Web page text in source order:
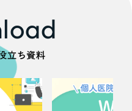
立ち資料